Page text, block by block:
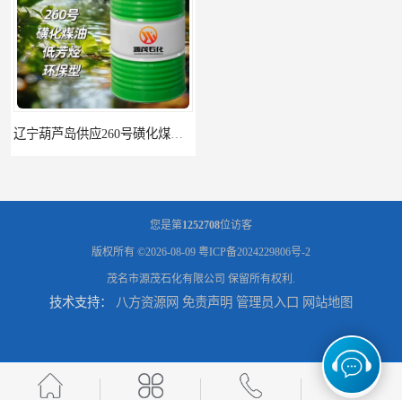
您是第1252708位访客
版权所有 ©2026-08-09 粤ICP备2024229806号-2
茂名市源茂石化有限公司 保留所有权利.
技术支持： 八方资源网 免责声明 管理员入口 网站地图